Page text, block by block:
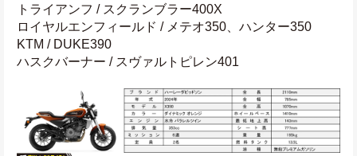
トライアンフ / スクランブラー400X
ロイヤルエンフィールド / メテオ350、ハンター350
KTM / DUKE390
ハスクバーナー / スヴァルトピレン401